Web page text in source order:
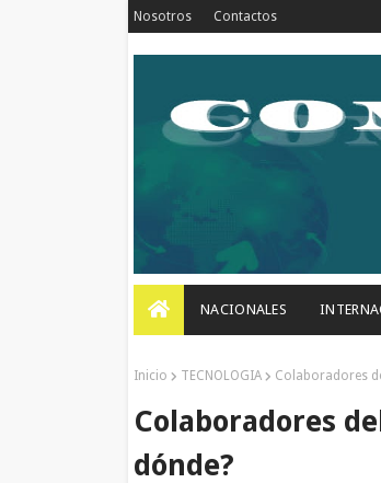
Nosotros Contactos
NACIONALES
Inicio TECNOLOGIA Colaboradores
Colaboradores
dónde?